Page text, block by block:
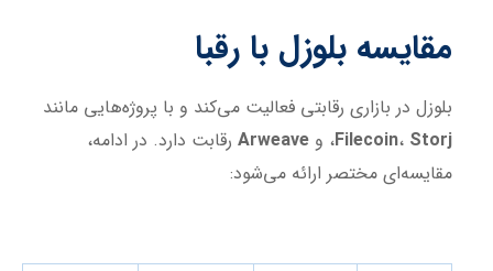
مقایسه بلوزل با رقبا
بلوزل در بازاری رقابتی فعالیت می‌کند و با پروژه‌هایی مانند
Filecoin، Storj ، وArweave رقابت دارد. در ادامه،
مقایسه‌ای مختصر ارائه می‌شود: